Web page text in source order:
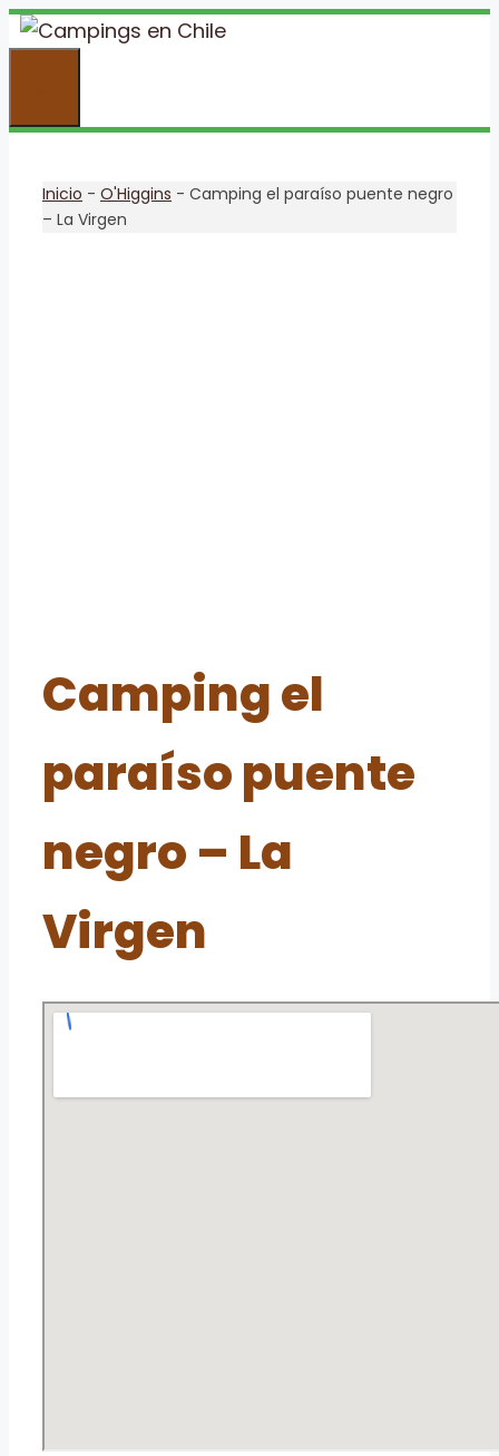
Saltar
al
Inicio - O'Higgins - Camping el paraíso puente negro
– La Virgen
Camping el
paraíso puente
negro – La
Virgen